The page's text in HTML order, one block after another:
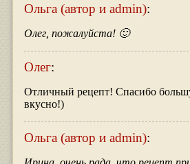
Ольга (автор и admin):
Олег, пожалуйста! 🙂
Олег:
Отличный рецепт! Спасибо
вкусно!)
Ольга (автор и admin):